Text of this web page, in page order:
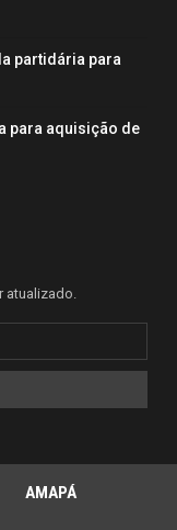
partidária para
para aquisição de
atualizado.
AMAPÁ